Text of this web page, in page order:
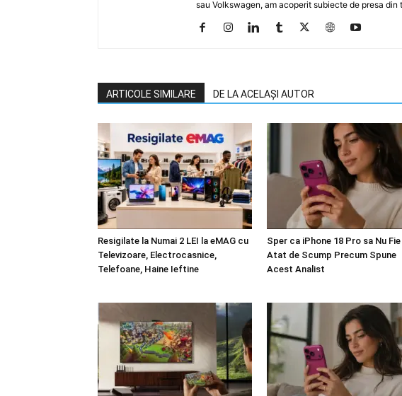
sau Volkswagen, am acoperit subiecte de presa
ARTICOLE SIMILARE DE LA ACELAȘI AUTOR
Resigilate la Numai 2 LEI la eMAG cu
Televizoare, Electrocasnice,
Telefoane, Haine Ieftine
Sper ca iPhone 18 Pro sa Nu Fie
Atat de Scump Precum Spune
Acest Analist